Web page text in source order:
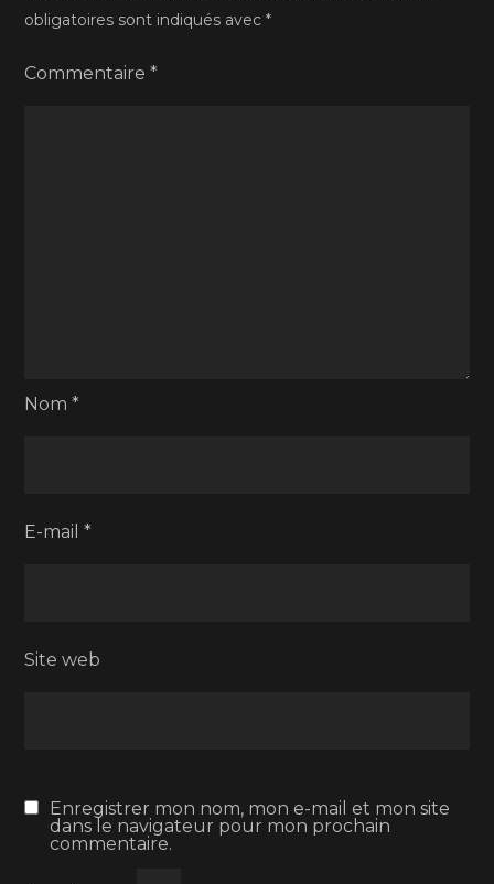
obligatoires sont indiqués avec*
Commentaire*
Nom*
E-mail*
Site web
Enregistrer mon nom, mon e-mail et mon site
dans le navigateur pour mon prochain
commentaire.